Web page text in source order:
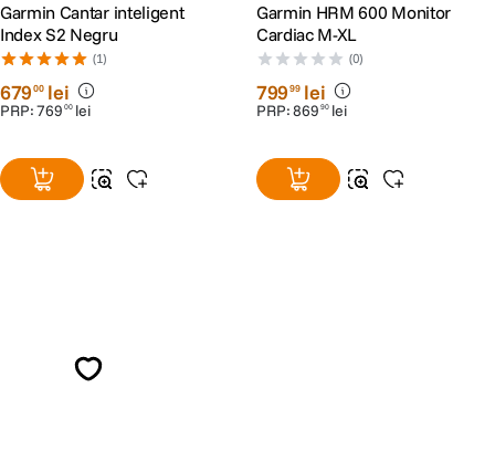
Garmin Cantar inteligent
Index S2 Negru
(1)
67900 lei
PRP:769 00 lei
Garmin HRM 600 Monitor
Cardiac M-XL
(0)
79999 lei
PRP:869 90 lei